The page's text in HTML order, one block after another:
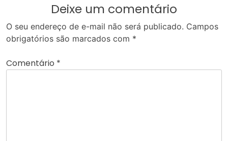
Deixe um comentário
O seu endereço de e-mail não será publicado. Campos
obrigatórios são marcados com *
Comentário *